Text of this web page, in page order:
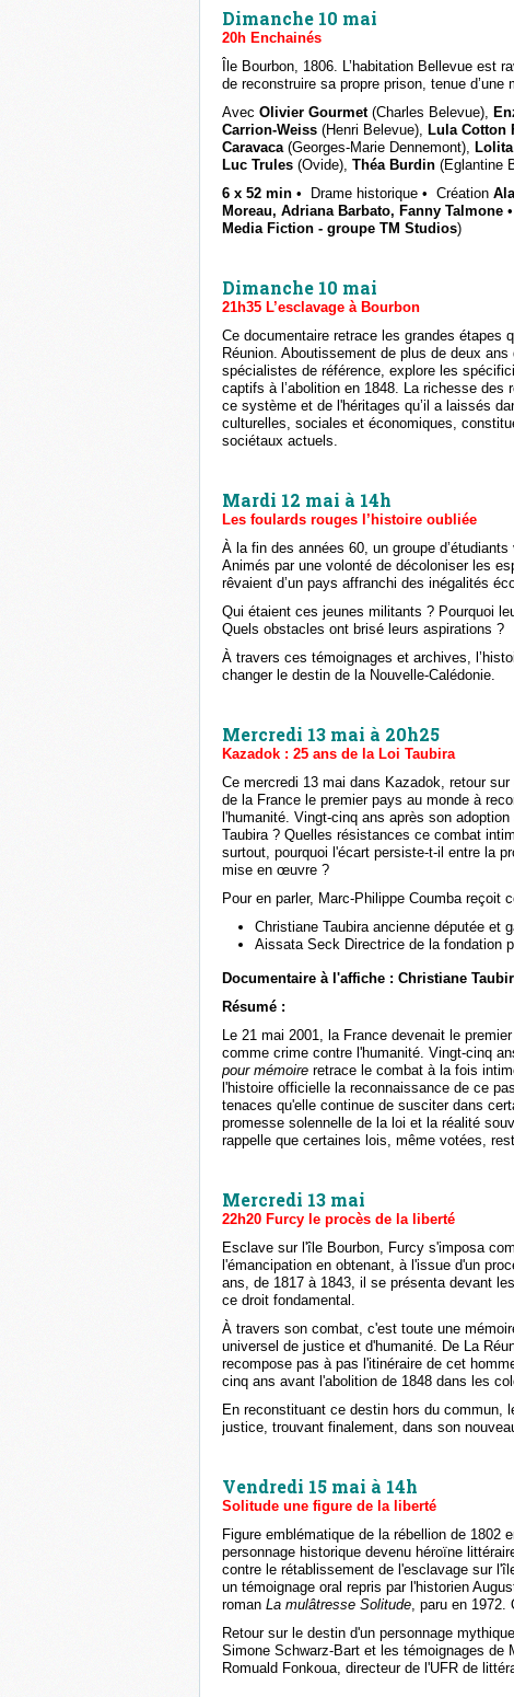
Dimanche 10 mai
20h Enchainés
Île Bourbon, 1806. L’habitation Bellevue
de reconstruire sa propre prison, tenue
Avec Olivier Gourmet (Charles Belevue),
Carrion-Weiss (Henri Belevue), Lula Cotton
Caravaca (Georges-Marie Dennemont),
Luc Trules (Ovide), Théa Burdin (Eglantine
6 x 52 min • Drame historique • Création
Moreau, Adriana Barbato, Fanny Talmone •
Media Fiction - groupe TM Studios)
Dimanche 10 mai
21h35 L’esclavage à Bourbon
Ce documentaire retrace les grandes étapes
Réunion. Aboutissement de plus de deux
spécialistes de référence, explore les
captifs à l’abolition en 1848. La richesse
ce système et de l'héritages qu’il a laissés
culturelles, sociales et économiques,
sociétaux actuels.
Mardi 12 mai à 14h
Les foulards rouges l’histoire oubliée
À la fin des années 60, un groupe
Animés par une volonté de décoloniser les
rêvaient d’un pays affranchi des inégalités
Qui étaient ces jeunes militants ? Pourquoi
Quels obstacles ont brisé leurs aspirations ?
À travers ces témoignages et archives,
changer le destin de la Nouvelle-Calédonie.
Mercredi 13 mai à 20h25
Kazadok : 25 ans de la Loi Taubira
Ce mercredi 13 mai dans Kazadok, retour
de la France le premier pays au monde à
l'humanité. Vingt-cinq ans après son
Taubira ? Quelles résistances ce combat
surtout, pourquoi l'écart persiste-t-il entre la
mise en œuvre ?
Pour en parler, Marc-Philippe Coumba reçoit
Christiane Taubira ancienne députée et
Aissata Seck Directrice de la fondation
Documentaire à l'affiche : Christiane
Résumé :
Le 21 mai 2001, la France devenait le
comme crime contre l'humanité. Vingt-cinq
pour mémoire retrace le combat à la fois
l'histoire officielle la reconnaissance de ce
tenaces qu'elle continue de susciter dans
promesse solennelle de la loi et la réalité
rappelle que certaines lois, même votées,
Mercredi 13 mai
22h20 Furcy le procès de la liberté
Esclave sur l'île Bourbon, Furcy s'imposa
l'émancipation en obtenant, à l'issue d'un
ans, de 1817 à 1843, il se présenta devant
ce droit fondamental.
À travers son combat, c'est toute une
universel de justice et d'humanité. De La
recompose pas à pas l'itinéraire de cet
cinq ans avant l'abolition de 1848 dans les
En reconstituant ce destin hors du commun,
justice, trouvant finalement, dans son
Vendredi 15 mai à 14h
Solitude une figure de la liberté
Figure emblématique de la rébellion de 1802
personnage historique devenu héroïne
contre le rétablissement de l'esclavage sur
un témoignage oral repris par l'historien
roman La mulâtresse Solitude , paru en
Retour sur le destin d'un personnage
Simone Schwarz-Bart et les témoignages de
Romuald Fonkoua, directeur de l'UFR de